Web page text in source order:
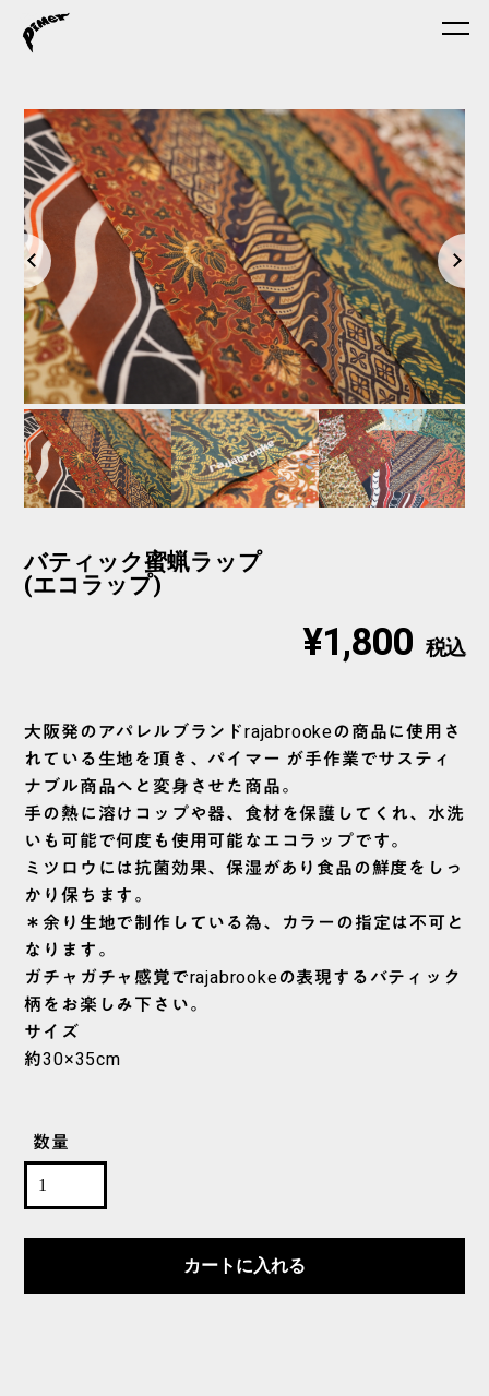
バティック蜜蝋ラップ
(エコラップ)
¥1,800 税込
大阪発のアパレルブランドrajabrookeの商品に使用さ
れている生地を頂き、パイマー が手作業でサスティ
ナブル商品へと変身させた商品。
手の熱に溶けコップや器、食材を保護してくれ、水洗
いも可能で何度も使用可能なエコラップです。
ミツロウには抗菌効果、保湿があり食品の鮮度をしっ
かり保ちます。
＊余り生地で制作している為、カラーの指定は不可と
なります。
ガチャガチャ感覚でrajabrookeの表現するバティック
柄をお楽しみ下さい。
サイズ
約30×35cm
数量
カートに入れる